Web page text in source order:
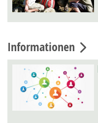
Informationen